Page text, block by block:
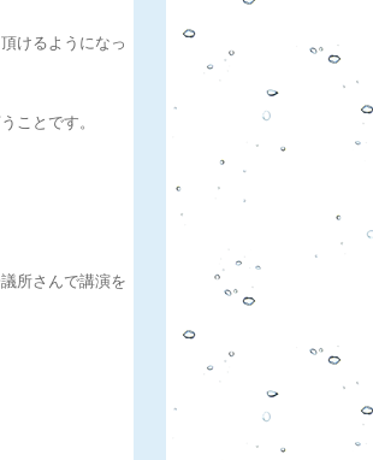
けるようになっ
ことです。
所さんで講演を